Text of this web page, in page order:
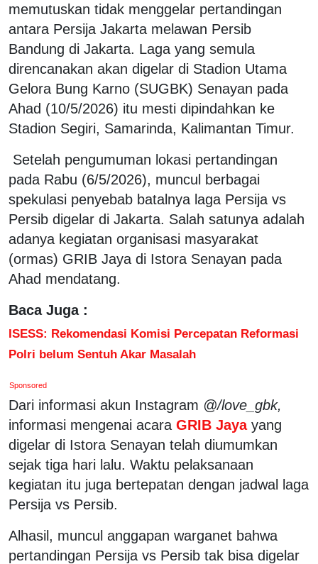
memutuskan tidak menggelar pertandingan
antara Persija Jakarta melawan Persib
Bandung di Jakarta. Laga yang semula
direncanakan akan digelar di Stadion Utama
Gelora Bung Karno (SUGBK) Senayan pada
Ahad (10/5/2026) itu mesti dipindahkan ke
Stadion Segiri, Samarinda, Kalimantan Timur.
Setelah pengumuman lokasi pertandingan
pada Rabu (6/5/2026), muncul berbagai
spekulasi penyebab batalnya laga Persija vs
Persib digelar di Jakarta. Salah satunya adalah
adanya kegiatan organisasi masyarakat
(ormas) GRIB Jaya di Istora Senayan pada
Ahad mendatang.
Baca Juga :
ISESS: Rekomendasi Komisi Percepatan Reformasi
Polri belum Sentuh Akar Masalah
Sponsored
Dari informasi akun Instagram @/love_gbk,
informasi mengenai acara GRIB Jaya yang
digelar di Istora Senayan telah diumumkan
sejak tiga hari lalu. Waktu pelaksanaan
kegiatan itu juga bertepatan dengan jadwal laga
Persija vs Persib.
Alhasil, muncul anggapan warganet bahwa
pertandingan Persija vs Persib tak bisa digelar